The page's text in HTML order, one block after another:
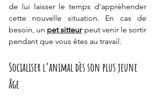
de lui laisser le temps d'appréhender
cette nouvelle situation. En cas de
besoin, un pet sitteur peut venir le sortir
pendant que vous êtes au travail.
Socialiser l’animal dès son plus jeune
âge